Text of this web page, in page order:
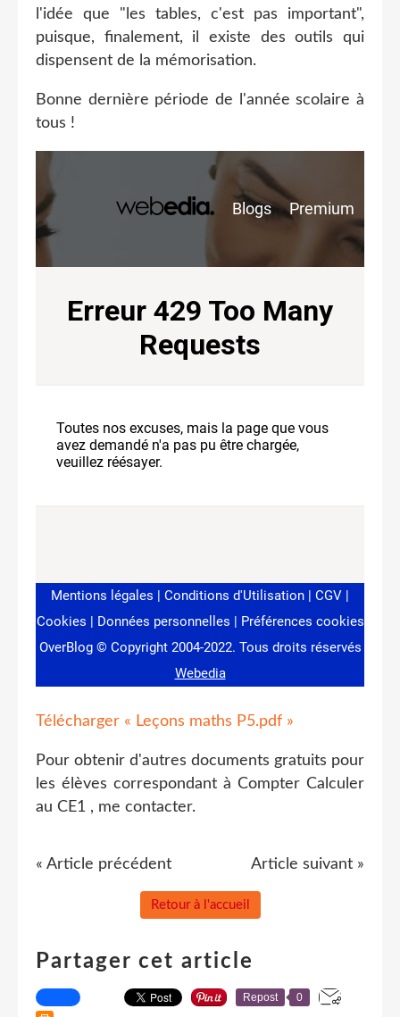
l'idée que "les tables, c'est pas important",
puisque, finalement, il existe des outils qui
dispensent de la mémorisation.
Bonne dernière période de l'année scolaire à
tous !
Télécharger « Leçons maths P5.pdf »
Pour obtenir d'autres documents gratuits pour
les élèves correspondant à Compter Calculer
au CE1 , me contacter.
« Article précédent Article suivant »
Retour à l'accueil
Partager cet article
Repost 0